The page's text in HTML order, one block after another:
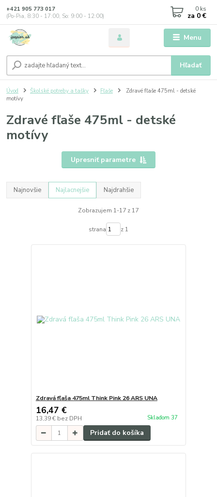
Menu
Hľadať
+421 905 773 017
(Po-Pia, 8:30 - 17:00, So: 9:00 - 12:00)
0 ks
za 0 €
Úvod Školské potreby a tašky Fľaše
Zdravé fľaše 475ml - detské
motívy
Zdravé fľaše 475ml - detské
motívy
Upresniť parametre
Najnovšie Najlacnejšie Najdrahšie
Zobrazujem 1-17 z 17
strana z 1
Zdravá fľaša 475ml Think Pink 26 ARS UNA
16,47 €
13,39 € bez DPH Skladom 37
Pridať do košíka